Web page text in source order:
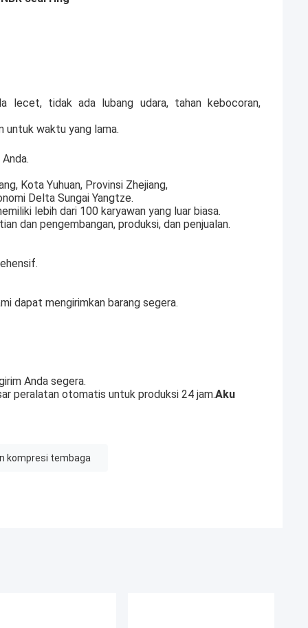
lecet, tidak ada lubang udara, tahan kebocoran,
untuk waktu yang lama.
Kota Yuhuan, Provinsi Zhejiang,
Delta Sungai Yangtze.
lebih dari 100 karyawan yang luar biasa.
dan pengembangan, produksi, dan penjualan.
dapat mengirimkan barang segera.
Anda segera.
peralatan otomatis untuk produksi 24 jam.Aku
kompresi tembaga